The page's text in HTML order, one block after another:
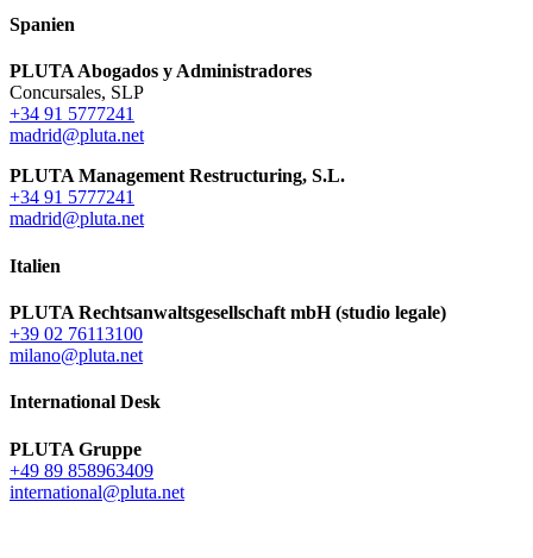
Spanien
PLUTA Abogados y Administradores
Concursales, SLP
+34 91 5777241
madrid@pluta.net
PLUTA Management Restructuring, S.L.
+34 91 5777241
madrid@pluta.net
Italien
PLUTA Rechtsanwaltsgesellschaft mbH (studio legale)
+39 02 76113100
milano@pluta.net
International Desk
PLUTA Gruppe
+49 89 858963409
international@pluta.net